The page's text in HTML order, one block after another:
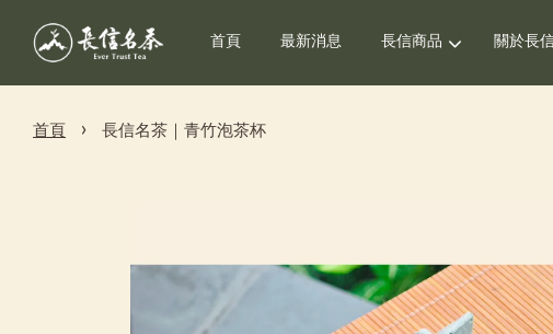
首頁 最新消息 長信商品 關於長
首頁 › 長信名茶｜青竹泡茶杯